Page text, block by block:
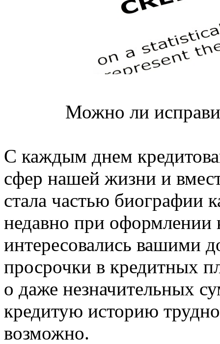
Можно ли
С каждым днем
сфер нашей жизни и
стала частью биографии
недавно при оформлении
интересовались вашими
просрочки в кредитных
о даже незначительных
кредитую историю
возможно.